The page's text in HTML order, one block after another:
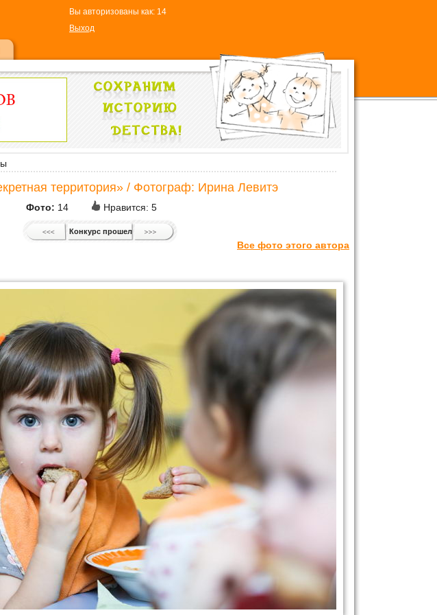
Вы авторизованы как: 14
Выход
территория» / Фотограф: Ирина Левитэ
Фото: 14 Нравится: 5
Конкурс прошел
Все фото этого автора